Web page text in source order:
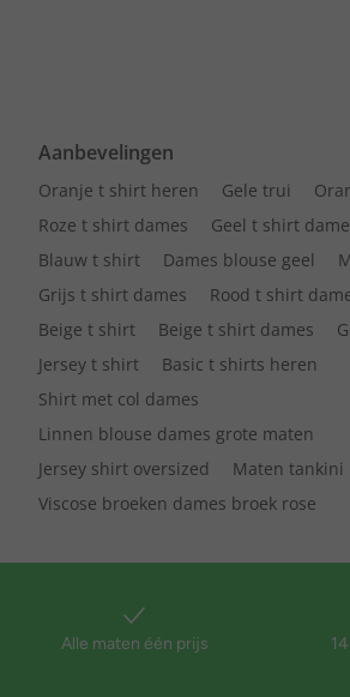
Aanbevelingen
Oranje t shirt heren Gele trui
Roze t shirt dames
Geel t shirt
Blauw t shirt
Dames blouse geel
Grijs t shirt dames
Rood t shirt
Beige t shirt
Beige t shirt dames
Jersey t shirt
Basic t shirts heren
Shirt met col dames
Linnen blouse dames grote maten
Jersey shirt oversized
Maten tankini
Viscose broeken dames broek rose
Alle maten één prijs